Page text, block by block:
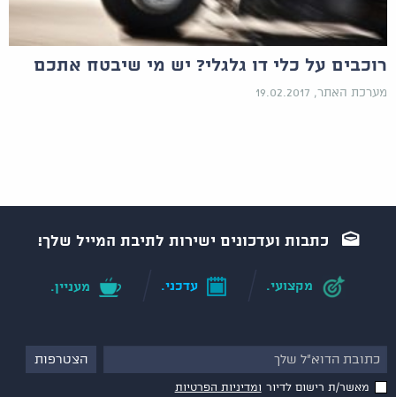
רוכבים על כלי דו גלגלי? יש מי שיבטח אתכם
מערכת האתר, 19.02.2017
כתבות ועדכונים ישירות לתיבת המייל שלך!
מקצועי. עדכני. מעניין.
מאשר/ת רישום לדיור ומדיניות הפרטיות